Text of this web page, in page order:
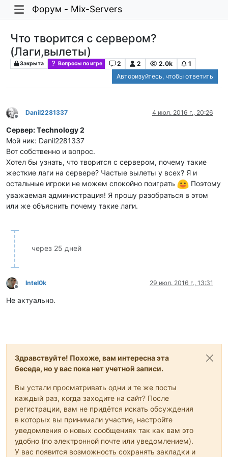
Форум - Mix-Servers
Что творится с сервером?
(Лаги,вылеты)
Закрыта Вопросы по игре 2 2 2.0k
1
Авторизуйтесь, чтобы ответить
Не в сети
Danil2281337 4 июл. 2016 г., 20:26
Сервер: Тechnology 2
Мой ник: Danil2281337
Вот собственно и вопрос.
Хотел бы узнать, что творится с сервером, почему такие
жесткие лаги на сервере? Частые вылеты у всех? Я и
остальные игроки не можем спокойно поиграть
Поэтому
уважаемая администрация! Я прошу разобраться в этом
или же объяснить почему такие лаги.
через 25 дней
Не в сети
Intel0k 29 июл. 2016 г., 13:31
Не актуально.
Здравствуйте! Похоже, вам интересна эта
беседа, но у вас пока нет учетной записи.
Вы устали просматривать одни и те же посты
каждый раз, когда заходите на сайт? После
регистрации, вам не придётся искать обсуждения
в которых вы принимали участие, настройте
уведомления о новых сообщениях так как вам это
удобно (по электронной почте или уведомлением).
У вас появится возможность сохранять закладки и